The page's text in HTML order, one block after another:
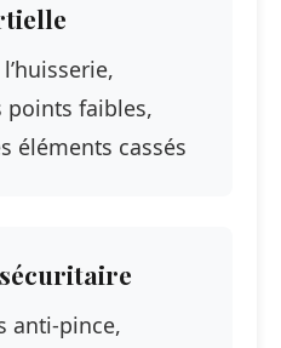
points faibles,
éléments cassés
anti-pince,